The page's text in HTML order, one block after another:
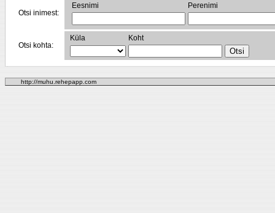
Otsi inimest:
Eesnimi Perenimi
Otsi kohta:
Küla Koht
http://muhu.rehepapp.com